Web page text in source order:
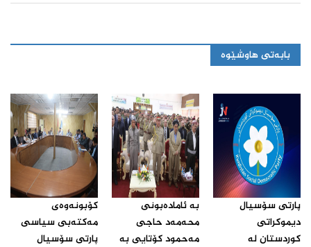
بابەتی هاوشێوە
پارتی سۆسیال
دیموكراتی
كوردستان له‌
بە ئامادەبونی
محەمەد حاجی
مەحمود کۆتایی بە
كۆبونه‌وه‌ی
مه‌كته‌بی سیاسی
پارتی سۆسیال